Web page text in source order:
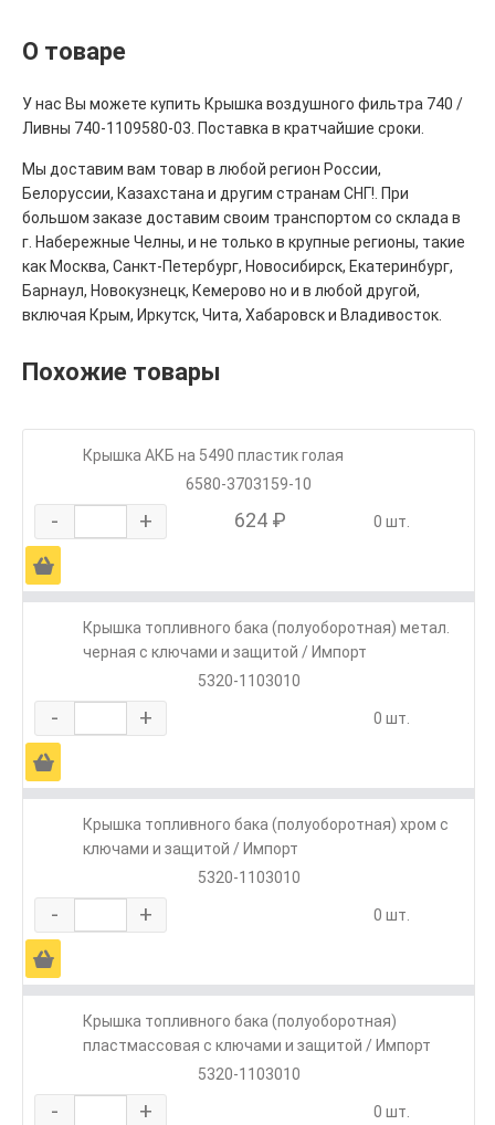
О товаре
У нас Вы можете купить Крышка воздушного фильтра 740 /
Ливны 740-1109580-03. Поставка в кратчайшие сроки.
Мы доставим вам товар в любой регион России,
Белоруссии, Казахстана и другим странам СНГ!. При
большом заказе доставим своим транспортом со склада в
г. Набережные Челны, и не только в крупные регионы, такие
как Москва, Санкт-Петербург, Новосибирск, Екатеринбург,
Барнаул, Новокузнецк, Кемерово но и в любой другой,
включая Крым, Иркутск, Чита, Хабаровск и Владивосток.
Похожие товары
Крышка АКБ на 5490 пластик голая
6580-3703159-10
- + 624 ₽ 0 шт.
Ä
Крышка топливного бака (полуоборотная) метал.
черная с ключами и защитой / Импорт
5320-1103010
- + 0 шт.
Ä
Крышка топливного бака (полуоборотная) хром с
ключами и защитой / Импорт
5320-1103010
- + 0 шт.
Ä
Крышка топливного бака (полуоборотная)
пластмассовая с ключами и защитой / Импорт
5320-1103010
- + 0 шт.